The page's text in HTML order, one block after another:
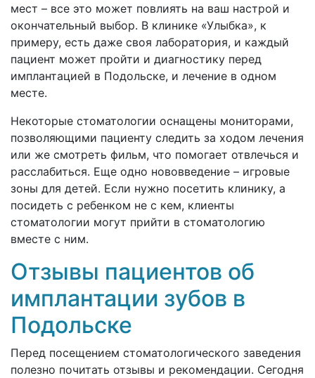
мест – все это может повлиять на ваш настрой и
окончательный выбор. В клинике «Улыбка», к
примеру, есть даже своя лаборатория, и каждый
пациент может пройти и диагностику перед
имплантацией в Подольске, и лечение в одном
месте.
Некоторые стоматологии оснащены мониторами,
позволяющими пациенту следить за ходом лечения
или же смотреть фильм, что помогает отвлечься и
расслабиться. Еще одно нововведение – игровые
зоны для детей. Если нужно посетить клинику, а
посидеть с ребенком не с кем, клиенты
стоматологии могут прийти в стоматологию
вместе с ним.
Отзывы пациентов об
имплантации зубов в
Подольске
Перед посещением стоматологического заведения
полезно почитать отзывы и рекомендации. Сегодня